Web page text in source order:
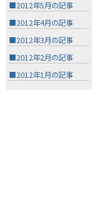
■2012年5月の記事
■2012年4月の記事
■2012年3月の記事
■2012年2月の記事
■2012年1月の記事